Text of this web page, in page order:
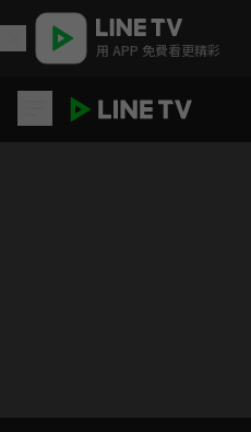
用 APP 免費看更精彩